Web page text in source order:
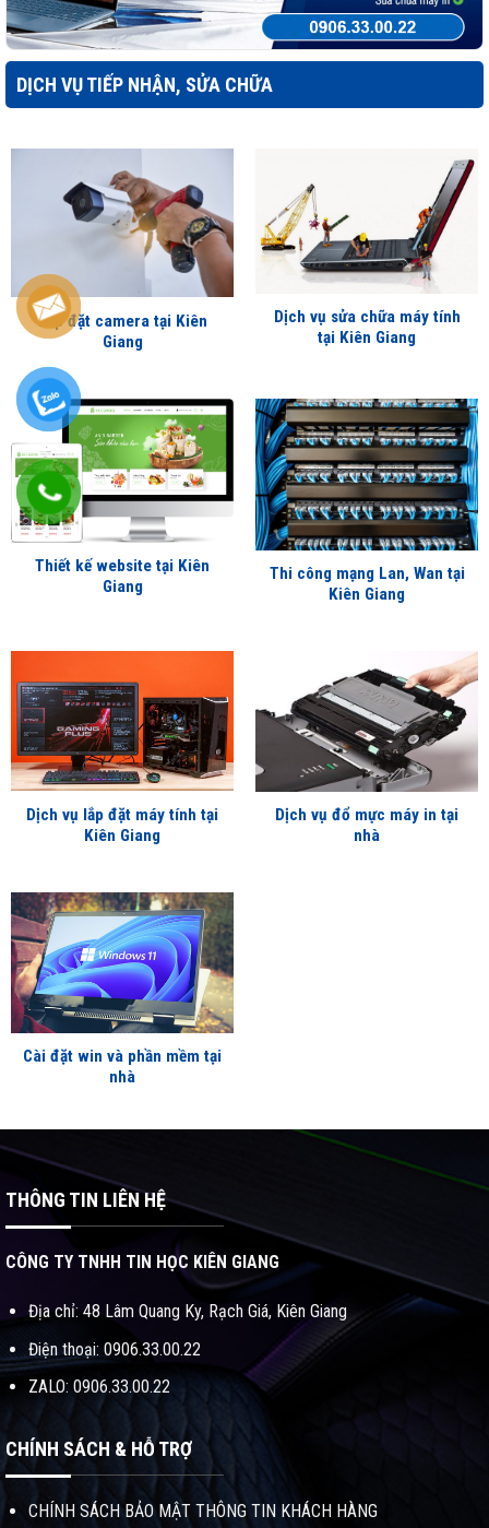
DỊCH VỤ TIẾP NHẬN, SỬA CHỮA
Lắp đặt camera tại Kiên
Giang
Dịch vụ sửa chữa máy tính
tại Kiên Giang
Thiết kế website tại Kiên
Giang
Thi công mạng Lan, Wan tại
Kiên Giang
Dịch vụ lắp đặt máy tính tại
Kiên Giang
Dịch vụ đổ mực máy in tại
nhà
Cài đặt win và phần mềm tại
nhà
THÔNG TIN LIÊN HỆ
CÔNG TY TNHH TIN HỌC KIÊN GIANG
Địa chỉ: 48 Lâm Quang Ky, Rạch Giá, Kiên Giang
Điện thoại: 0906.33.00.22
ZALO: 0906.33.00.22
CHÍNH SÁCH & HỖ TRỢ
CHÍNH SÁCH BẢO MẬT THÔNG TIN KHÁCH HÀNG